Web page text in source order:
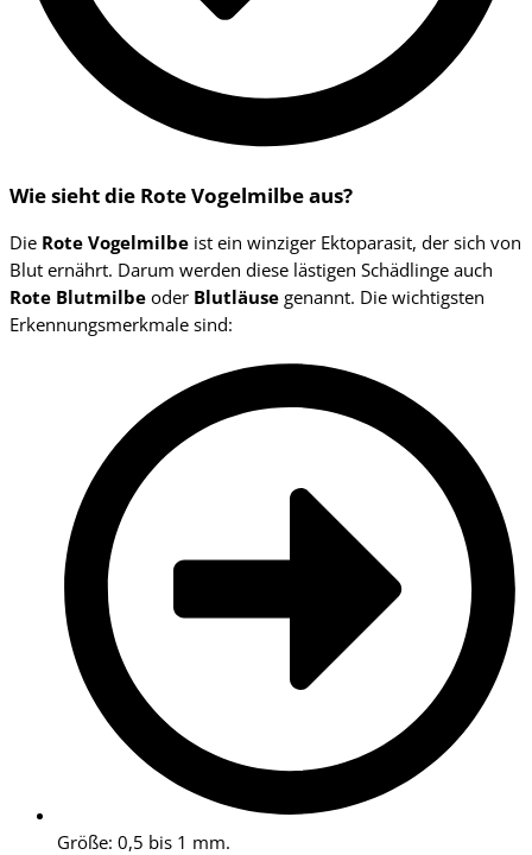
Wie sieht die Rote Vogelmilbe aus?
Die Rote Vogelmilbe ist ein winziger Ektoparasit, der sich von
Blut ernährt. Darum werden diese lästigen Schädlinge auch
Rote Blutmilbe oder Blutläuse genannt. Die wichtigsten
Erkennungsmerkmale sind:
Größe: 0,5 bis 1 mm.